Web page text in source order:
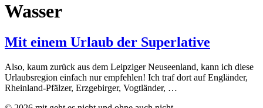
Wasser
Mit einem Urlaub der Superlative
Also, kaum zurück aus dem Leipziger Neuseenland, kann ich diese
Urlaubsregion einfach nur empfehlen! Ich traf dort auf Engländer,
Rheinland-Pfälzer, Erzgebirger, Vogtländer, …